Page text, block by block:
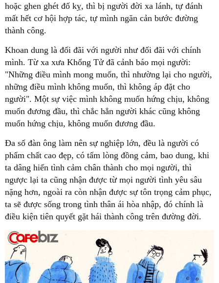
hoặc ghen ghét đố kỵ, thì bị người đời xa lánh, tự đánh
mất hết cơ hội hợp tác, tự mình ngăn cản bước đường
thành công.
Khoan dung là đối đãi với người như đối đãi với chính
mình. Từ xa xưa Khổng Tử đã cảnh báo mọi người:
"Những điều mình mong muốn, thì nhường lại cho người,
những điều mình không muốn, thì không áp đặt cho
người". Một sự việc mình không muốn hứng chịu, không
muốn đương đầu, thì chắc hẳn người khác cũng không
muốn hứng chịu, không muốn đương đầu.
Đa số đàn ông làm nên sự nghiệp lớn, đều là người có
phẩm chất cao đẹp, có tấm lòng đồng cảm, bao dung, khi
ta dâng hiến tình cảm chân thành cho mọi người, thì
ngược lại ta cũng nhận được từ mọi người tình yêu sâu
nặng hơn, ngoài ra còn nhận được sự tôn trọng cảm phục,
ta sẽ được sống trong tình thân ái hòa nhập, đó chính là
điều kiện tiên quyết gặt hái thành công trên đường đời.